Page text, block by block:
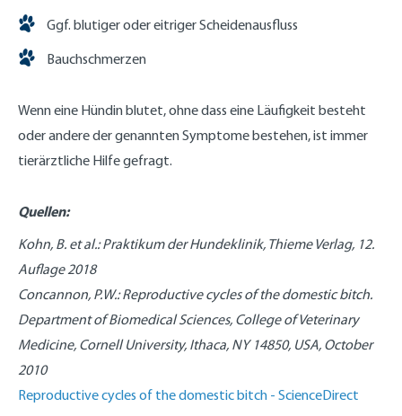
Ggf. blutiger oder eitriger Scheidenausfluss
Bauchschmerzen
Wenn eine Hündin blutet, ohne dass eine Läufigkeit besteht
oder andere der genannten Symptome bestehen, ist immer
tierärztliche Hilfe gefragt.
Quellen:
Kohn, B. et al.: Praktikum der Hundeklinik, Thieme Verlag, 12.
Auflage 2018
Concannon, P.W.: Reproductive cycles of the domestic bitch.
Department of Biomedical Sciences, College of Veterinary
Medicine, Cornell University, Ithaca, NY 14850, USA, October
2010
Reproductive cycles of the domestic bitch - ScienceDirect